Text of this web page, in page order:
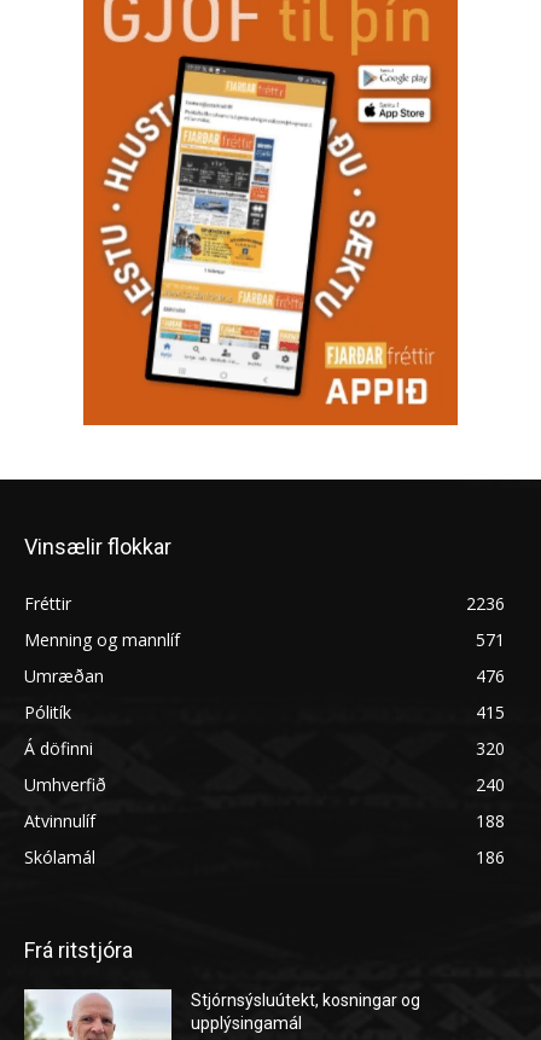
Vinsælir flokkar
Fréttir
2236
Menning og mannlíf
571
Umræðan
476
Pólitík
415
Á döfinni
320
Umhverfið
240
Atvinnulíf
188
Skólamál
186
Frá ritstjóra
Stjórnsýsluútekt, kosningar og
upplýsingamál